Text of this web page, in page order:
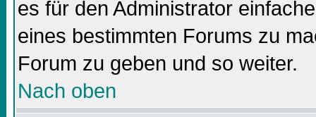
es für den Administrator
eines bestimmten Forums zu
Forum zu geben und so weiter.
Nach oben